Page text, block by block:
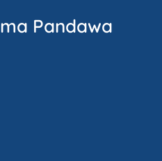
Pandawa